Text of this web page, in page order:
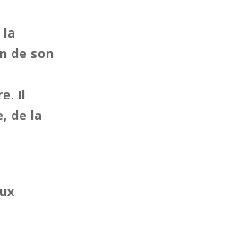
la
de son
Il
de la